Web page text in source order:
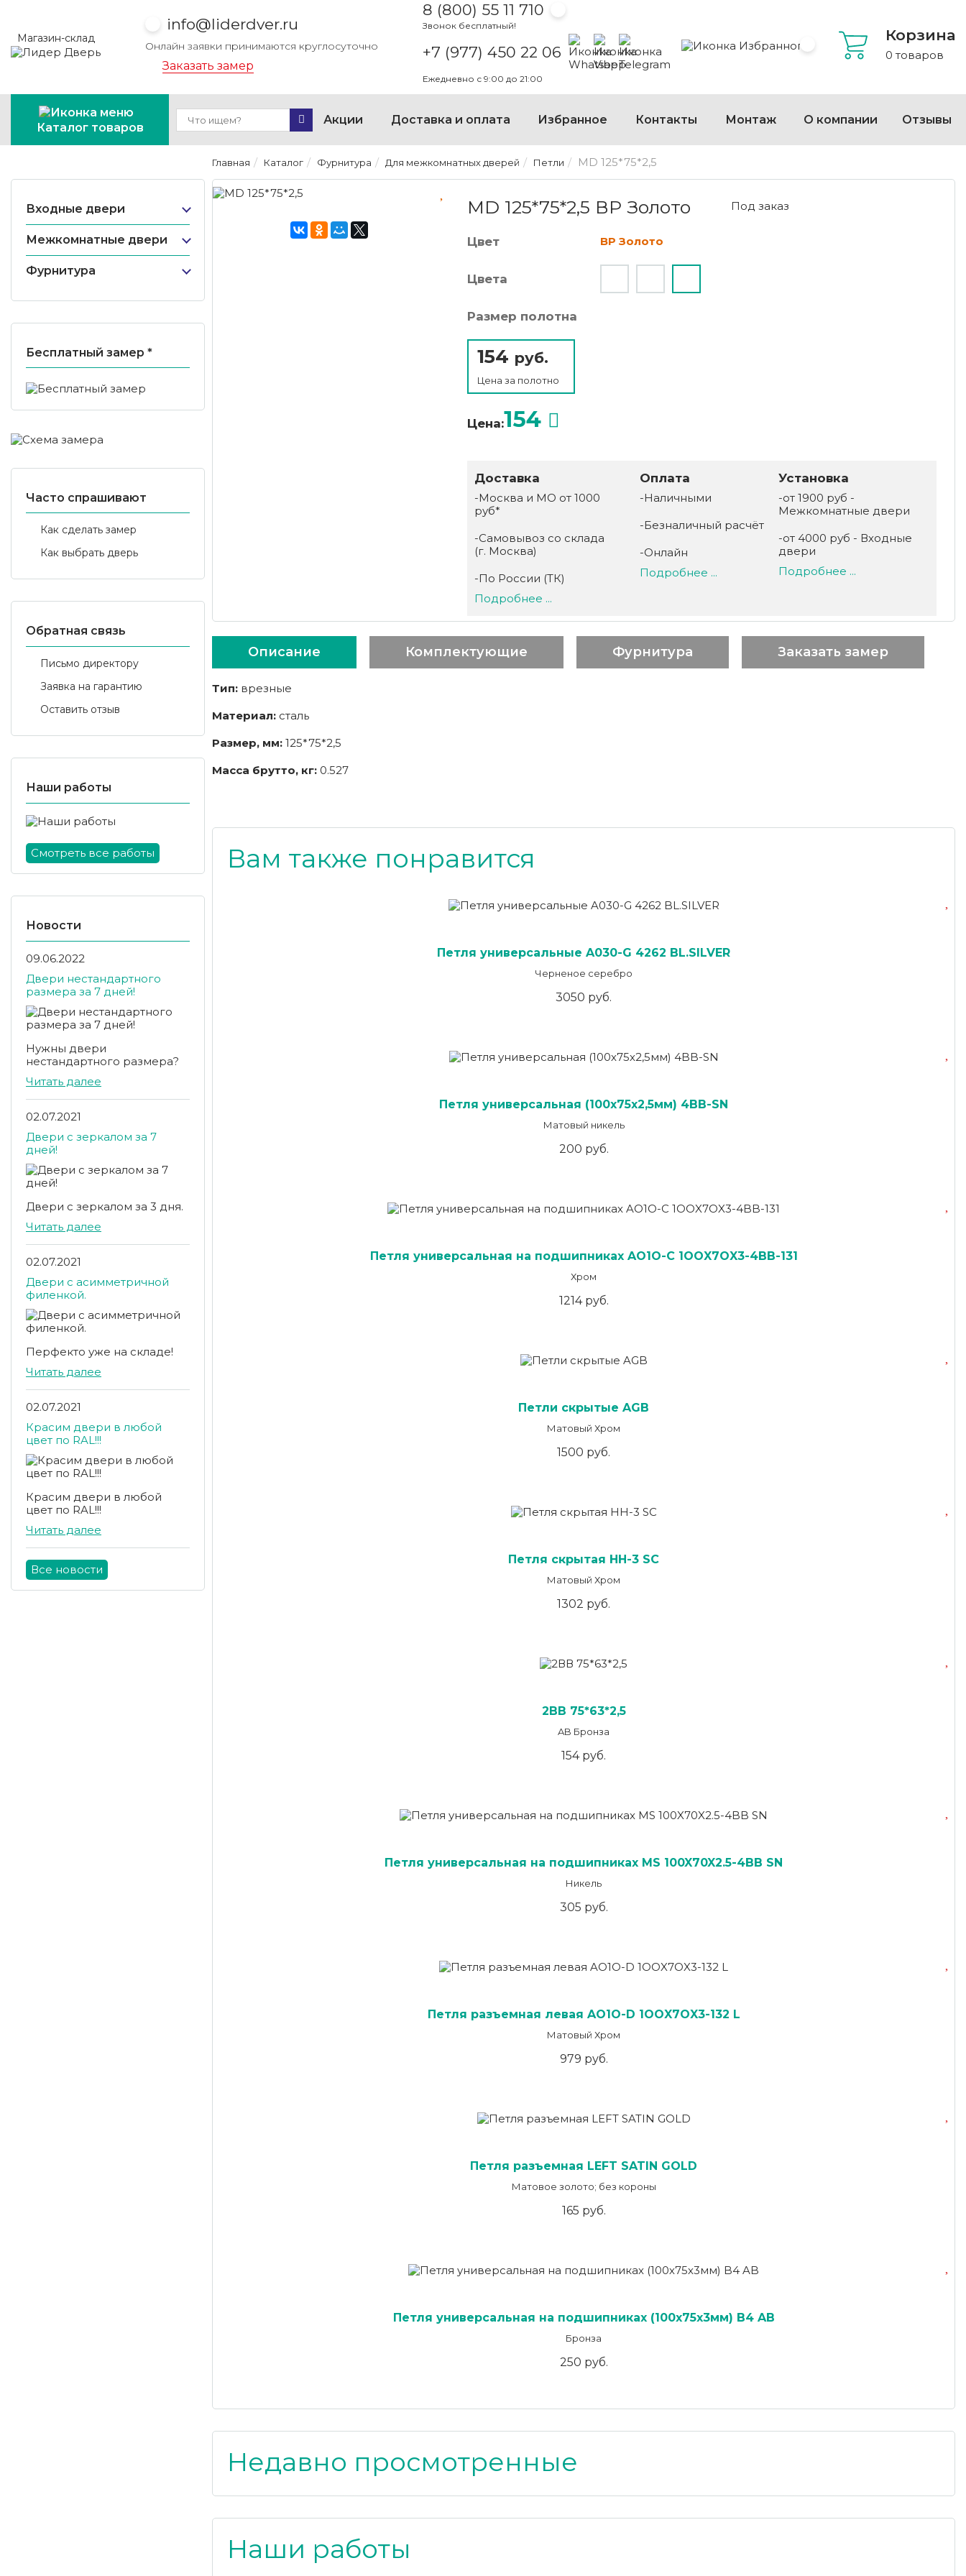
Магазин-склад
info@liderdver.ru
Онлайн заявки принимаются круглосуточно
Заказать замер
8 (800) 55 11 710
Звонок бесплатный!
+7 (977) 450 22 06
Написать на Whatsapp
Написать на Viber
Написать на Telegram
Ежедневно с 9:00 до 21:00
Избранное Корзина
0 товаров
Каталог товаров
Акции Доставка и оплата Избранное Контакты Монтаж О компании Отзывы
Входные двери
Межкомнатные двери
Фурнитура
Бесплатный замер *
Часто спрашивают
Как сделать замер
Как выбрать дверь
Обратная связь
Письмо директору
Заявка на гарантию
Оставить отзыв
Наши работы
Смотреть все работы
Новости
09.06.2022
Двери нестандартного
размера за 7 дней!
Нужны двери
нестандартного размера?
Читать далее
02.07.2021
Двери с зеркалом за 7
дней!
Двери с зеркалом за 3 дня.
Читать далее
02.07.2021
Двери с асимметричной
филенкой.
Перфекто уже на складе!
Читать далее
02.07.2021
Красим двери в любой
цвет по RAL!!!
Красим двери в любой
цвет по RAL!!!
Читать далее
Все новости
Главная Каталог Фурнитура Для межкомнатных дверей Петли MD 125*75*2,5
MD 125*75*2,5 ВР Золото Под заказ
Цвет ВР Золото
Цвета
Размер полотна
154 руб.
Цена за полотно
Цена:154
Доставка
-Москва и МО от 1000
руб*
-Самовывоз со склада
(г. Москва)
-По России (ТК)
Подробнее ...
Оплата
-Наличными
-Безналичный расчёт
-Онлайн
Подробнее ...
Установка
-от 1900 руб -
Межкомнатные двери
-от 4000 руб - Входные
двери
Подробнее ...
Описание Комплектующие Фурнитура Заказать замер
Тип: врезные
Материал: сталь
Размер, мм: 125*75*2,5
Масса брутто, кг: 0.527
Вам также понравится
Петля универсальные A030-G 4262 BL.SILVER
Черненое серебро
3050 руб.
Петля универсальная (100х75х2,5мм) 4BB-SN
Матовый никель
200 руб.
Петля универсальная на подшипниках AO1O-C 1OOX7OX3-4BB-131
Хром
1214 руб.
Петли скрытые AGB
Матовый Хром
1500 руб.
Петля скрытая HH-3 SC
Матовый Хром
1302 руб.
2ВВ 75*63*2,5
AB Бронза
154 руб.
Петля универсальная на подшипниках MS 100X70X2.5-4BB SN
Никель
305 руб.
Петля разъемная левая AO1O-D 1OOX7OX3-132 L
Матовый Хром
979 руб.
Петля разъемная LEFT SATIN GOLD
Матовое золото; без короны
165 руб.
Петля универсальная на подшипниках (100х75х3мм) B4 AB
Бронза
250 руб.
Недавно просмотренные
Наши работы
×